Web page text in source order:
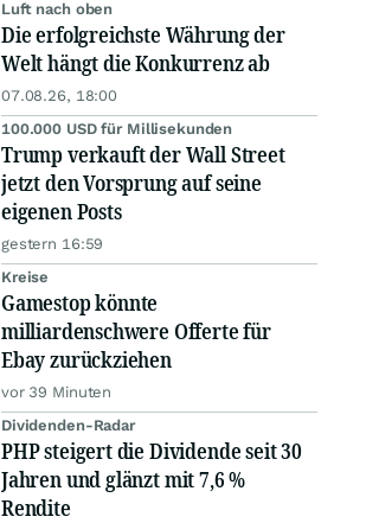
Luft nach oben
Die erfolgreichste Währung der
Welt hängt die Konkurrenz ab
07.08.26, 18:00
100.000 USD für Millisekunden
Trump verkauft der Wall Street
jetzt den Vorsprung auf seine
eigenen Posts
gestern 16:59
Kreise
Gamestop könnte
milliardenschwere Offerte für
Ebay zurückziehen
vor 39 Minuten
Dividenden-Radar
PHP steigert die Dividende seit 30
Jahren und glänzt mit 7,6 %
Rendite